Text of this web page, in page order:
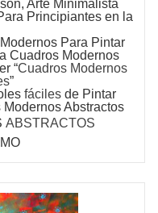
Arte Minimalista
Principiantes en la
Para Pintar
Cuadros Modernos
“Cuadros Modernos
”
fácilesde Pintar
Modernos Abstractos
ABSTRACTOS